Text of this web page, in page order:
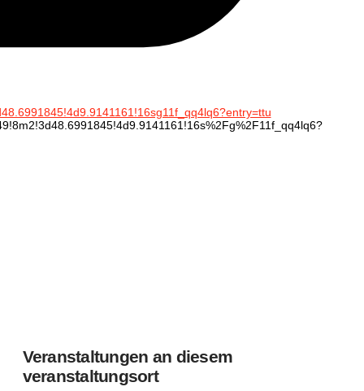
Veranstaltungen an diesem
veranstaltungsort